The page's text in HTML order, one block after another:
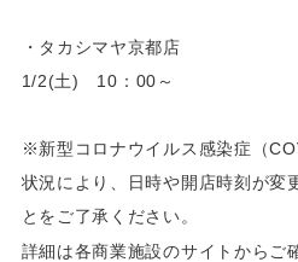
・タカシマヤ京都店
1/2(土) 10：00～
※新型コロナウイルス感染症（
状況により、日時や開店時刻が変
とをご了承ください。
詳細は各商業施設のサイトからご